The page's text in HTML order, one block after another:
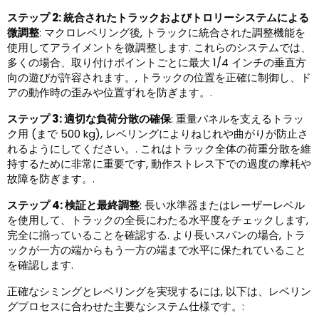
ステップ 2: 統合されたトラックおよびトロリーシステムによる
微調整: マクロレベリング後, トラックに統合された調整機能を
使用してアライメントを微調整します. これらのシステムでは、
多くの場合、取り付けポイントごとに最大 1/4 インチの垂直方
向の遊びが許容されます。, トラックの位置を正確に制御し、ド
アの動作時の歪みや位置ずれを防ぎます。.
ステップ 3: 適切な負荷分散の確保: 重量パネルを支えるトラッ
ク用 (まで 500 kg), レベリングによりねじれや曲がりが防止さ
れるようにしてください。. これはトラック全体の荷重分散を維
持するために非常に重要です, 動作ストレス下での過度の摩耗や
故障を防ぎます。.
ステップ 4: 検証と最終調整: 長い水準器またはレーザーレベル
を使用して、トラックの全長にわたる水平度をチェックします,
完全に揃っていることを確認する. より長いスパンの場合, トラ
ックが一方の端からもう一方の端まで水平に保たれていること
を確認します.
正確なシミングとレベリングを実現するには, 以下は、レベリン
グプロセスに合わせた主要なシステム仕様です。: